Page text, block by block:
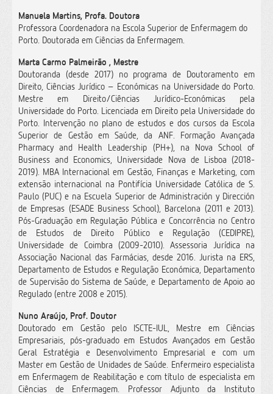
Manuela Martins, Profa. Doutora
Professora Coordenadora na Escola Superior de Enfermagem do
Porto. Doutorada em Ciências da Enfermagem.
Marta Carmo Palmeirão , Mestre
Doutoranda (desde 2017) no programa de Doutoramento em
Direito, Ciências Jurídico – Económicas na Universidade do Porto.
Mestre em Direito/Ciências Jurídico-Económicas pela
Universidade do Porto. Licenciada em Direito pela Universidade do
Porto. Intervenção no plano de estudos e dos cursos da Escola
Superior de Gestão em Saúde, da ANF. Formação Avançada
Pharmacy and Health Leadership (PH+), na Nova School of
Business and Economics, Universidade Nova de Lisboa (2018-
2019). MBA Internacional em Gestão, Finanças e Marketing, com
extensão internacional na Pontifícia Universidade Católica de S.
Paulo (PUC) e na Escuela Superior de Administración y Dirección
de Empresas (ESADE Business School), Barcelona (2011 e 2013).
Pós-Graduação em Regulação Pública e Concorrência no Centro
de Estudos de Direito Público e Regulação (CEDIPRE),
Universidade de Coimbra (2009-2010). Assessoria Jurídica na
Associação Nacional das Farmácias, desde 2016. Jurista na ERS,
Departamento de Estudos e Regulação Económica, Departamento
de Supervisão do Sistema de Saúde, e Departamento de Apoio ao
Regulado (entre 2008 e 2015).
Nuno Araújo, Prof. Doutor
Doutorado em Gestão pelo ISCTE-IUL, Mestre em Ciências
Empresariais, pós-graduado em Estudos Avançados em Gestão
Geral Estratégia e Desenvolvimento Empresarial e com um
Master em Gestão de Unidades de Saúde. Enfermeiro especialista
em Enfermagem de Reabilitação e com título de especialista em
Ciências de Enfermagem. Professor Adjunto da Instituto